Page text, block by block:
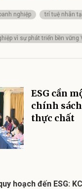
nghiệp trí tuệ nhân
vì sự phát triển bền vững
ESG cần
chính
thực chất
hoạch đến ESG: